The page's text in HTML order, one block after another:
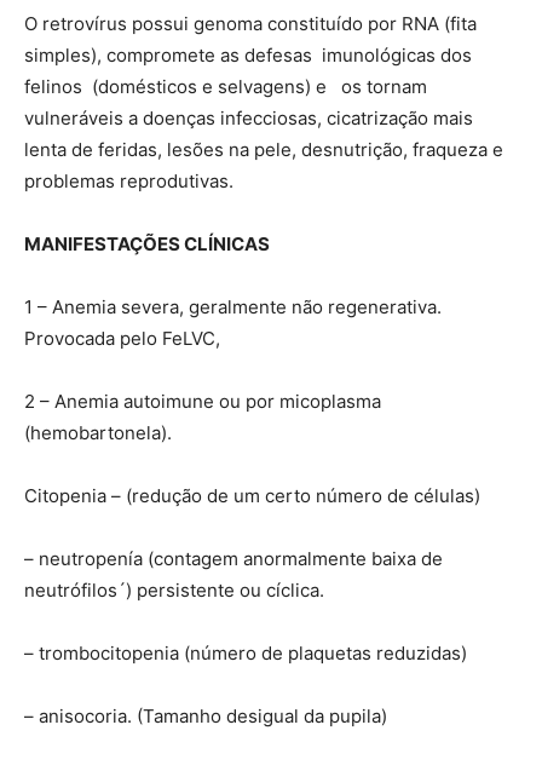
O retrovírus possui genoma constituído por RNA (fita
simples), compromete as defesas imunológicas dos
felinos (domésticos e selvagens) e os tornam
vulneráveis a doenças infecciosas, cicatrização mais
lenta de feridas, lesões na pele, desnutrição, fraqueza e
problemas reprodutivas.
MANIFESTAÇÕES CLÍNICAS
1 – Anemia severa, geralmente não regenerativa.
Provocada pelo FeLVC,
2 – Anemia autoimune ou por micoplasma
(hemobartonela).
Citopenia – (redução de um certo número de células)
– neutropenía (contagem anormalmente baixa de
neutrófilos´) persistente ou cíclica.
– trombocitopenia (número de plaquetas reduzidas)
– anisocoria. (Tamanho desigual da pupila)